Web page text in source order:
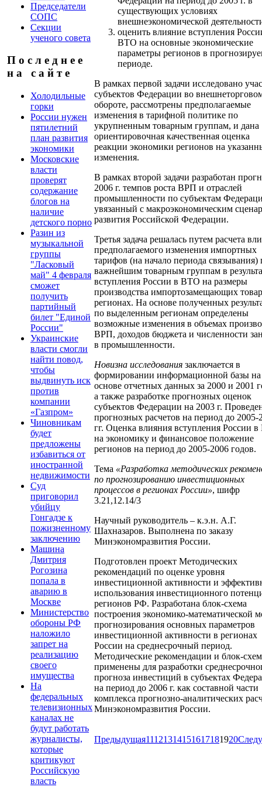
Председатели
СОПС
Секции
ученого совета
П о с л е д н е е
н а с а й т е
Холодильные
горки
России нужен
пятилетний
план развития
экономики
Московские
власти
проверят
содержание
блогов на
наличие
детского порно
Разин из
музыкальной
группы
"Ласковый
май" 4 февраля
сможет
получить
партийный
билет "Единой
России"
Украинские
власти смогли
найти повод,
чтобы
выдвинуть иск
против
компании
«Газпром»
Чиновникам
будет
предложены
избавиться от
иностранной
недвижимости
Суд
приговорил
убийцу
Гонгадзе к
пожизненному
заключению
Машина
Дмитрия
Рогозина
попала в
аварию в
Москве
Министерство
обороны РФ
наложило
запрет на
реализацию
своего
имущества
На
федеральных
телевизионных
каналах не
будут работать
журналисты,
которые
критикуют
Российскую
власть
существующих условиях
внешнеэкономической
оценить влияние вступления
ВТО на основные экономические
параметры регионов в
периоде.
В рамках первой задачи исследовано
субъектов Федерации во
обороте, рассмотрены предполагаемые
изменения в тарифной политике по
укрупненным товарным группам, и дана
ориентировочная качественная оценка
реакции экономики регионов на
изменения.
В рамках второй задачи разработан
2006 г. темпов роста ВРП и отраслей
промышленности по субъектам
увязанный с макроэкономическим
развития Российской Федерации.
Третья задача решалась путем расчета
предполагаемого изменения импортных
тарифов (на начало периода связывания)
важнейшим товарным группам в
вступления России в ВТО на размеры
производства импортозамещающих
регионах. На основе полученных
по выделенным регионам определены
возможные изменения в объемах
ВРП, доходов бюджета и численности
в промышленности.
Новизна исследования заключается в
формировании информационной базы на
основе отчетных данных за 2000 и 2001
а также разработке прогнозных оценок
субъектов Федерации на 2003 г.
прогнозных расчетов на период до 2005-
гг. Оценка влияния вступления России
на экономику и финансовое положение
регионов на период до 2005-2006 годов.
Тема «Разработка методических
по прогнозированию инвестиционных
процессов в регионах России», шифр
3.21,12.14/3
Научный руководитель – к.э.н. А.Г.
Шахназаров. Выполнена по заказу
Минэкономразвития России.
Подготовлен проект Методических
рекомендаций по оценке уровня
инвестиционной активности и
использования инвестиционного
регионов РФ. Разработана блок-схема
построения экономико-математической
прогнозирования основных параметров
инвестиционной активности в регионах
России на среднесрочный период.
Методические рекомендации и блок-
применены для разработки
прогноза инвестиций в субъектах
на период до 2006 г. как составной части
комплекса прогнозно-аналитических
Минэкономразвития России.
Предыдущая11121314151617181920